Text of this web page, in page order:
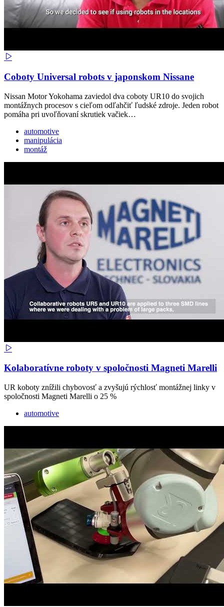
Coboty Universal robots v japonskom Nissane
Nissan Motor Yokohama zaviedol dva coboty UR10 do svojich
montážnych procesov s cieľom odľahčiť ľudské zdroje. Jeden robot
pomáha pri uvoľňovaní skrutiek vačiek…
automotive
manipulácia
montáž
Kolaboratívne roboty v spoločnosti Magneti Marelli
UR koboty znížili chybovosť a zvyšujú rýchlosť montážnej linky v
spoločnosti Magneti Marelli o 25 %
automotive